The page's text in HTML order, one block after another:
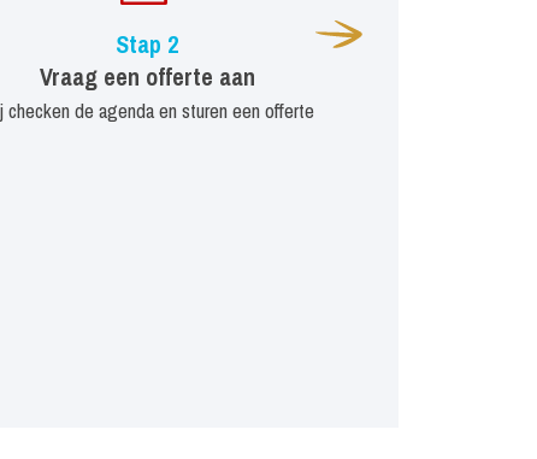
Stap 2
Vraag een offerte aan
checken de agenda en sturen een offerte